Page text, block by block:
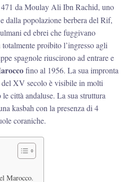
da Moulay Ali Ibn Rachid, uno
dalla popolazione berbera del Rif,
ed ebrei che fuggivano
proibito l’ingresso agli
spagnole riuscirono ad entrare e
fino al 1956. La sua impronta
del XV secolo è visibile in molti
città andaluse. La sua struttura
kasbah con la presenza di 4
coraniche.
Marocco.